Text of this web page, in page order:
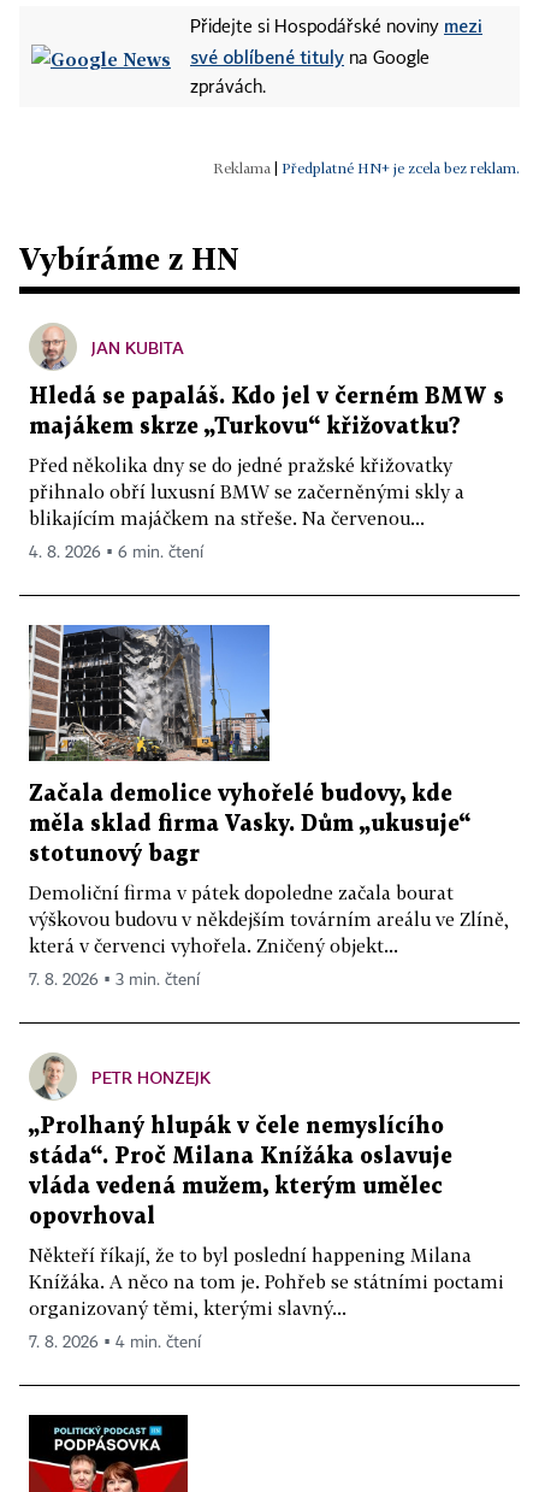
Přidejte si Hospodářské noviny mezi
své oblíbené tituly na Google
zprávách.
Předplatné HN+ je zcela bez reklam.
Vybíráme z HN
JAN KUBITA
Hledá se papaláš. Kdo jel v černém BMW s
majákem skrze „Turkovu“ křižovatku?
Před několika dny se do jedné pražské křižovatky
přihnalo obří luxusní BMW se začerněnými skly a
blikajícím majáčkem na střeše. Na červenou...
4. 8. 2026 ▪ 6 min. čtení
Začala demolice vyhořelé budovy, kde
měla sklad firma Vasky. Dům „ukusuje“
stotunový bagr
Demoliční firma v pátek dopoledne začala bourat
výškovou budovu v někdejším továrním areálu ve Zlíně,
která v červenci vyhořela. Zničený objekt...
7. 8. 2026 ▪ 3 min. čtení
PETR HONZEJK
„Prolhaný hlupák v čele nemyslícího
stáda“. Proč Milana Knížáka oslavuje
vláda vedená mužem, kterým umělec
opovrhoval
Někteří říkají, že to byl poslední happening Milana
Knížáka. A něco na tom je. Pohřeb se státními poctami
organizovaný těmi, kterými slavný...
7. 8. 2026 ▪ 4 min. čtení